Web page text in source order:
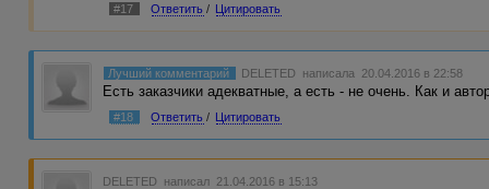
#17 Ответить / Цитировать
Лучший комментарий DELETED написала 20.04.2016 в 22:58
Есть заказчики адекватные, а есть - не очень. Как и
#18 Ответить / Цитировать
DELETED написал 21.04.2016 в 15:13